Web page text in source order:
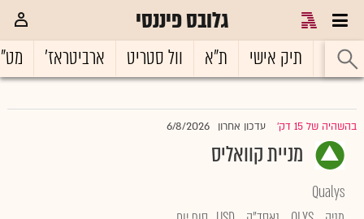
גלובס פיננסי
ראשי תיק אישי ת"א וול סטריט ארביטראז'
בהשהיה של 15 דק' עדכון אחרון 6/8/2026
מניית קוואליס
Qualys